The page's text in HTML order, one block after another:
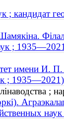
; кандидат
;
имени И.
; 1935—2021)
;